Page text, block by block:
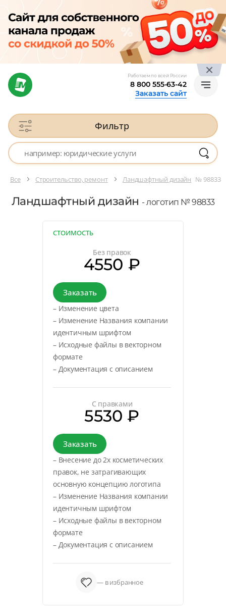
Работаем по всей России
8 800 555-63-42
Заказать сайт
Фильтр
Все Строительство, ремонт Ландшафтный дизайн № 98833
Ландшафтный дизайн - логотип № 98833
СТОИМОСТЬ
Без правок
4550 ₽
Заказать
– Изменение цвета
– Изменение Названия компании
идентичным шрифтом
– Исходные файлы в векторном
формате
– Документация с описанием
С правками
5530 ₽
Заказать
– Внесение до 2х косметических
правок, не затрагивающих
основную концепцию логотипа
– Изменение Названия компании
идентичным шрифтом
– Исходные файлы в векторном
формате
– Документация с описанием
— в избранное